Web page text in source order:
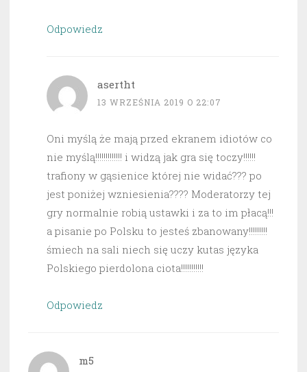
Odpowiedz
asertht
13 WRZEŚNIA 2019 O 22:07
Oni myślą że mają przed ekranem idiotów co
nie myślą!!!!!!!!!!!!! i widzą jak gra się toczy!!!!!!
trafiony w gąsienice której nie widać??? po
jest poniżej wzniesienia???? Moderatorzy tej
gry normalnie robią ustawki i za to im płacą!!!
a pisanie po Polsku to jesteś zbanowany!!!!!!!!!
śmiech na sali niech się uczy kutas języka
Polskiego pierdolona ciota!!!!!!!!!!!
Odpowiedz
m5